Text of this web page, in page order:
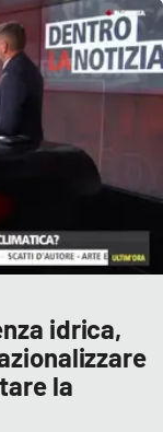
idrica,
la